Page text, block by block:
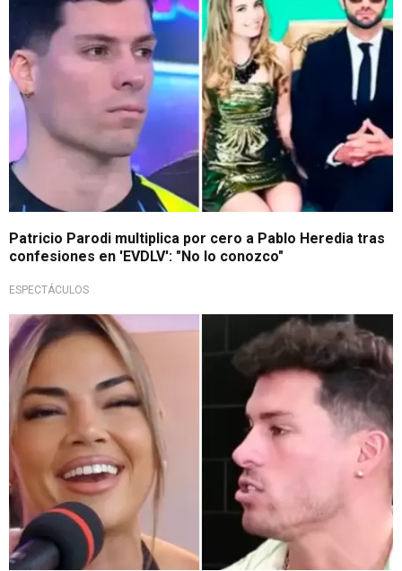
Patricio Parodi multiplica por cero a Pablo Heredia tras
confesiones en 'EVDLV': "No lo conozco"
ESPECTÁCULOS
Aclarado el tema